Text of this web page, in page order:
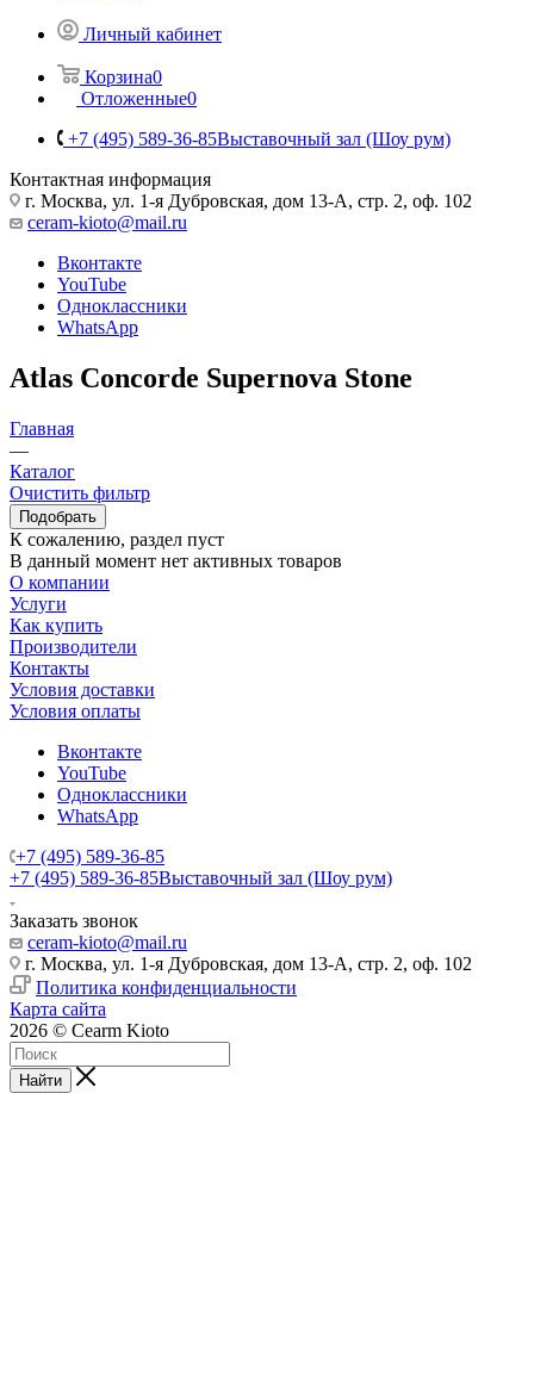
Личный кабинет
Корзина0
Отложенные0
+7 (495) 589-36-85Выставочный зал (Шоу рум)
Контактная информация
г. Москва, ул. 1-я Дубровская, дом 13-А, стр. 2, оф. 102
ceram-kioto@mail.ru
Вконтакте
YouTube
Одноклассники
WhatsApp
Atlas Concorde Supernova Stone
Главная
—
Каталог
Очистить фильтр
К сожалению, раздел пуст
В данный момент нет активных товаров
О компании
Услуги
Как купить
Производители
Контакты
Условия доставки
Условия оплаты
Вконтакте
YouTube
Одноклассники
WhatsApp
+7 (495) 589-36-85
+7 (495) 589-36-85Выставочный зал (Шоу рум)
Заказать звонок
ceram-kioto@mail.ru
г. Москва, ул. 1-я Дубровская, дом 13-А, стр. 2, оф. 102
Политика конфиденциальности
Карта сайта
2026 © Cearm Kioto
Найти